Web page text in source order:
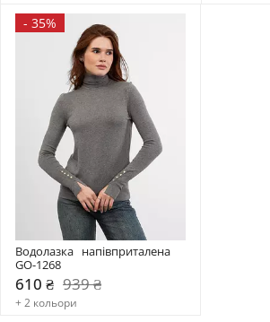
- 35%
Водолазка   напівприталена
GO-1268
610 ₴ 939 ₴
+ 2 кольори